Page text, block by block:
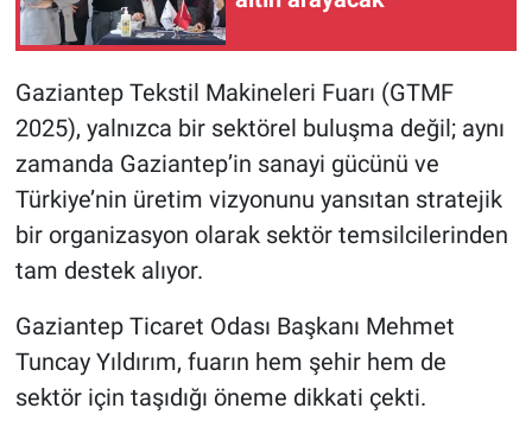
Gaziantep Tekstil Makineleri Fuarı (GTMF
2025), yalnızca bir sektörel buluşma değil; aynı
zamanda Gaziantep’in sanayi gücünü ve
Türkiye’nin üretim vizyonunu yansıtan stratejik
bir organizasyon olarak sektör temsilcilerinden
tam destek alıyor.
Gaziantep Ticaret Odası Başkanı Mehmet
Tuncay Yıldırım, fuarın hem şehir hem de
sektör için taşıdığı öneme dikkati çekti.